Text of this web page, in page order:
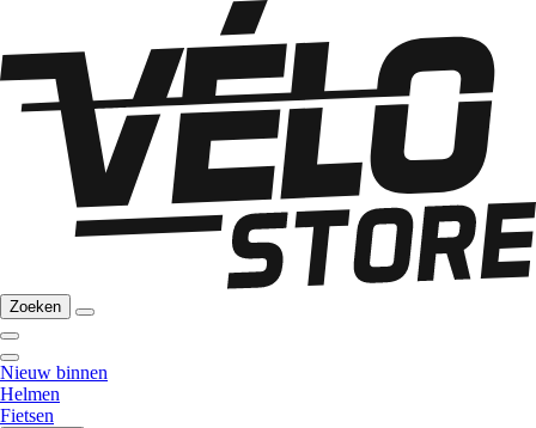
Zoeken
Nieuw binnen
Helmen
Fietsen